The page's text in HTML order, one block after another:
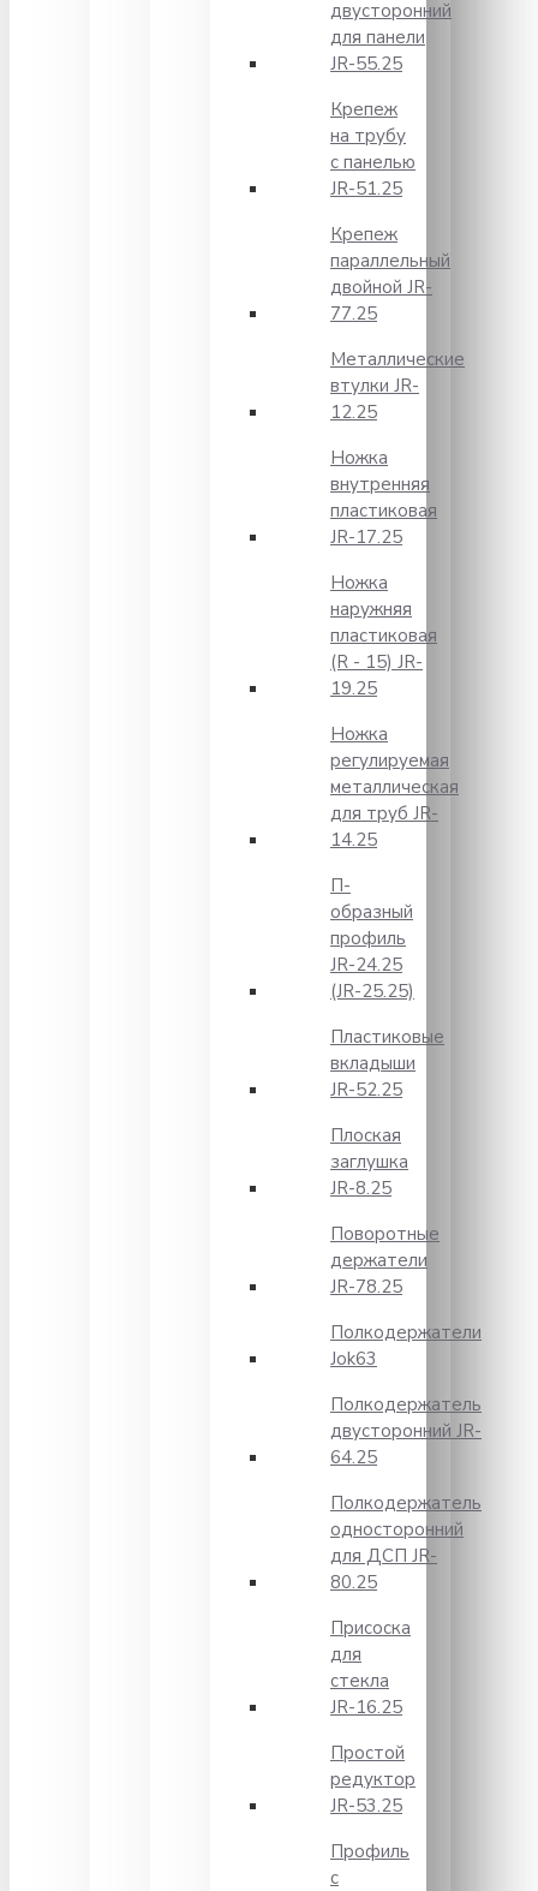
двусторонний
для панели
JR-55.25
Крепеж
на трубу
с панелью
JR-51.25
Крепеж
параллельный
двойной JR-
77.25
Металлические
втулки JR-
12.25
Ножка
внутренняя
пластиковая
JR-17.25
Ножка
наружняя
пластиковая
(R - 15) JR-
19.25
Ножка
регулируемая
металлическая
для труб JR-
14.25
П-
образный
профиль
JR-24.25
(JR-25.25)
Пластиковые
вкладыши
JR-52.25
Плоская
заглушка
JR-8.25
Поворотные
держатели
JR-78.25
Полкодержатели
Jok63
Полкодержатель
двусторонний JR-
64.25
Полкодержатель
односторонний
для ДСП JR-
80.25
Присоска
для
стекла
JR-16.25
Простой
редуктор
JR-53.25
Профиль
с